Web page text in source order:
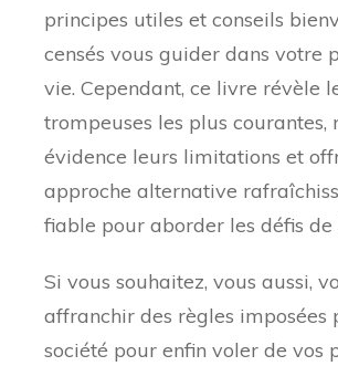
principes utiles et conseils
censés vous guider dans votre
vie. Cependant, ce livre révèle
trompeuses les plus courantes,
évidence leurs limitations et
approche alternative
fiable pour aborder les défis de
Si vous souhaitez, vous aussi,
affranchir des règles imposées
société pour enfin voler de vos